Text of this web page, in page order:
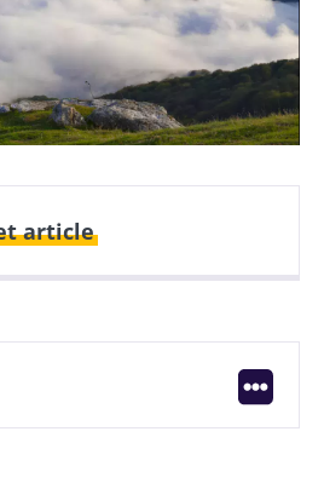
article
notre santé ?
et